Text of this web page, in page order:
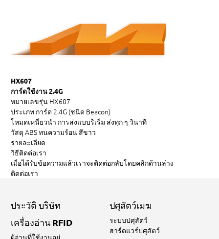
HX607
การ์ดใช้งาน 2.4G
หมายเลขรุ่น HX607
ประเภท การ์ด 2.4G (ชนิด Beacon)
โหมดเหนี่ยวนำ การส่งแบบริเริ่ม ส่งทุก ๆ วินาที
วัสดุ ABS ทนความร้อน สีขาว
รายละเอียด
วิธีติดต่อเรา
เมื่อได้รับข้อความแล้วเราจะติดต่อกลับโดยคลิกด้านล่าง
ติดต่อเรา
ประวัติ บริษัท
เครื่องอ่าน RFID
ผู้อ่านที่ใช้งานอยู่
ปศุสัตว์เมฆ
ระบบปศุสัตว์
ฮาร์ดแวร์ปศุสัตว์